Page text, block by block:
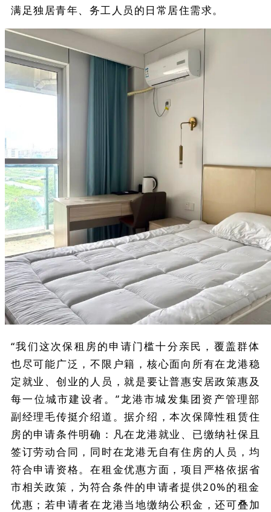
满足独居青年、务工人员的日常居住需求。
“我们这次保租房的申请门槛十分亲民，覆盖群体
也尽可能广泛，不限户籍，核心面向所有在龙港稳
定就业、创业的人员，就是要让普惠安居政策惠及
每一位城市建设者。”龙港市城发集团资产管理部
副经理毛传挺介绍道。据介绍，本次保障性租赁住
房的申请条件明确：凡在龙港就业、已缴纳社保且
签订劳动合同，同时在龙港无自有住房的人员，均
符合申请资格。在租金优惠方面，项目严格依据省
市相关政策，为符合条件的申请者提供20%的租金
优惠；若申请者在龙港当地缴纳公积金，还可叠加